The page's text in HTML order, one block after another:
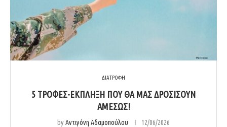
ΔΙΑΤΡΟΦΗ
5 ΤΡΟΦΈΣ-ΈΚΠΛΗΞΗ ΠΟΥ ΘΑ ΜΑΣ ΔΡΟΣΊΣΟΥΝ
ΑΜΈΣΩΣ!
byΑντιγόνη Αδαμοπούλου 12/06/2026